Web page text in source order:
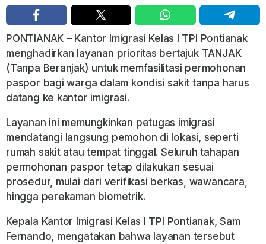
PONTIANAK – Kantor Imigrasi Kelas I TPI Pontianak
menghadirkan layanan prioritas bertajuk TANJAK
(Tanpa Beranjak) untuk memfasilitasi permohonan
paspor bagi warga dalam kondisi sakit tanpa harus
datang ke kantor imigrasi.
Layanan ini memungkinkan petugas imigrasi
mendatangi langsung pemohon di lokasi, seperti
rumah sakit atau tempat tinggal. Seluruh tahapan
permohonan paspor tetap dilakukan sesuai
prosedur, mulai dari verifikasi berkas, wawancara,
hingga perekaman biometrik.
Kepala Kantor Imigrasi Kelas I TPI Pontianak, Sam
Fernando, mengatakan bahwa layanan tersebut